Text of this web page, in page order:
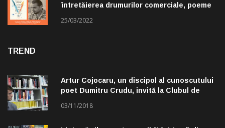
întretăierea drumurilor comerciale, poeme
25/03/2022
TREND
Artur Cojocaru, un discipol al cunoscutului
poet Dumitru Crudu, invită la Clubul de
03/11/2018